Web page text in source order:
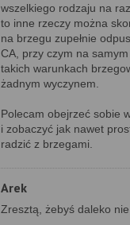
wszelkiego rodzaju na
to inne rzeczy można
na brzegu zupełnie
CA, przy czym na
takich warunkach
żadnym wyczynem.
Polecam obejrzeć sobie
i zobaczyć jak nawet
radzić z brzegami.
Arek
Zresztą, żebyś daleko